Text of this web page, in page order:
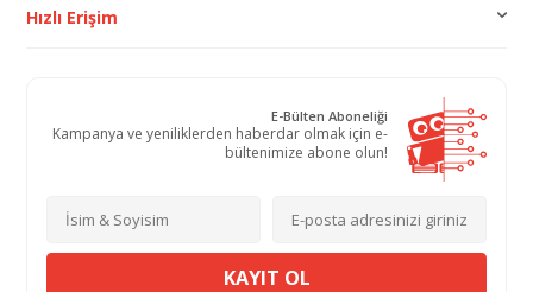
Hızlı Erişim
E-Bülten Aboneliği
Kampanya ve yeniliklerden haberdar olmak için e-
bültenimize abone olun!
KAYIT OL